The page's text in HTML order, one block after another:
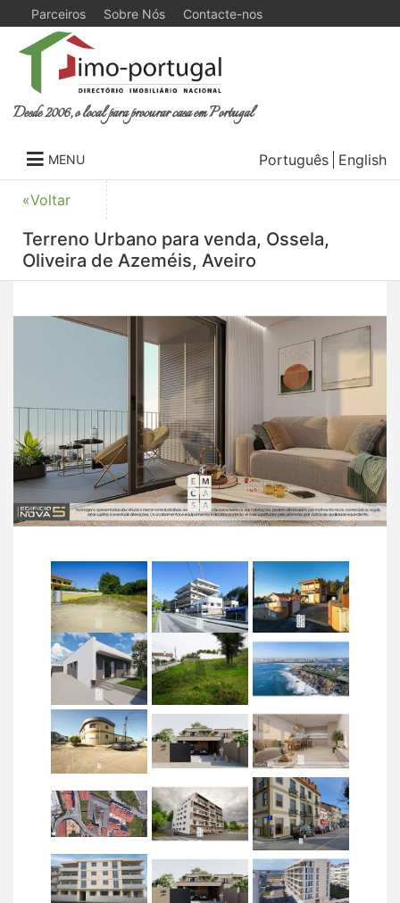
Parceiros Sobre Nós Contacte-nos
Desde 2006, o local para procurar casa em Portugal
MENU Português English
«Voltar
Terreno Urbano para venda, Ossela,
Oliveira de Azeméis, Aveiro